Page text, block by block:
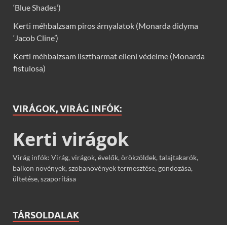
‘Blue Shades’)
Kerti méhbalzsam piros árnyalatok (Monarda didyma
‘Jacob Cline’)
Kerti méhbalzsam lisztharmat elleni védelme (Monarda
fistulosa)
VIRÁGOK, VIRÁG INFÓK:
Kerti virágok
Virág infók: Virág, virágok, évelők, örökzöldek, talajtakarók,
balkon növények, szobanövények termesztése, gondozása,
ültetése, szaporítása
TÁRSOLDALAK